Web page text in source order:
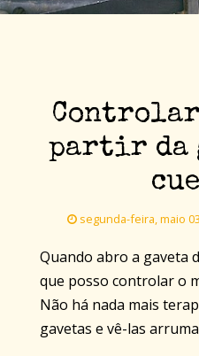
Controlar
partir da
segunda-feira, maio
Quando abro a gaveta
que posso controlar o
Não há nada mais
gavetas e vê-las